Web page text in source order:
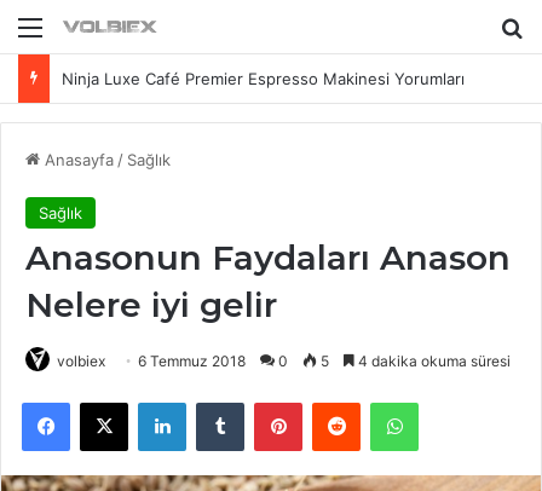
Menü
Ninja Luxe Café Premier Espresso Makinesi Yorumları
Anasayfa / Sağlık
Sağlık
Anasonun Faydaları Anason
Nelere iyi gelir
volbiex 6 Temmuz 2018 0 5 4 dakika okuma süresi
Facebook
X LinkedInTumblr PinterestReddit WhatsApp